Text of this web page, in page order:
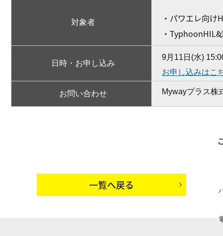
対象者
・パワエレ向
・
日時・お申し込み
9月11日(水)
お申し込みはこ
お問い合わせ Mywayプラス株
一覧へ戻る